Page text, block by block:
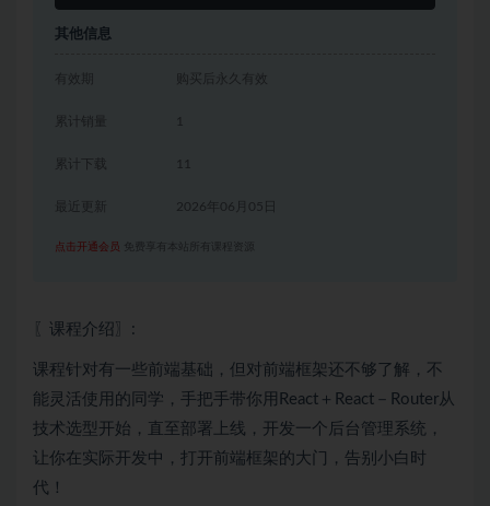
其他信息
有效期 购买后永久有效
累计销量 1
累计下载 11
2026年06月05日
点击开通会员 免费享有本站所有课程资源
〖课程介绍〗:
课程针对有一些前端基础，但对前端框架还不够了解，不
能灵活使用的同学，手把手带你用React＋React－Router从
技术选型开始，直至部署上线，开发一个后台管理系统，
让你在实际开发中，打开前端框架的大门，告别小白时
代！